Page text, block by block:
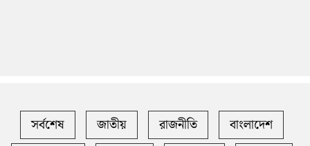
সর্বশেষ জাতীয় রাজনীতি
বাংলাদেশ